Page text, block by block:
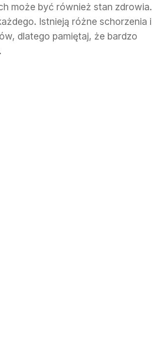
może być również stan zdrowia.
Istnieją różne schorzenia i
dlatego pamiętaj, że bardzo